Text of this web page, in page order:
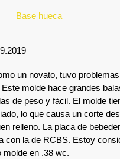
Base hueca
un novato, tuvo
molde hace grandes
de peso y fácil. El molde
lo que causa un corte
relleno. La placa de
con la de RCBS. Estoy
en .38 wc.